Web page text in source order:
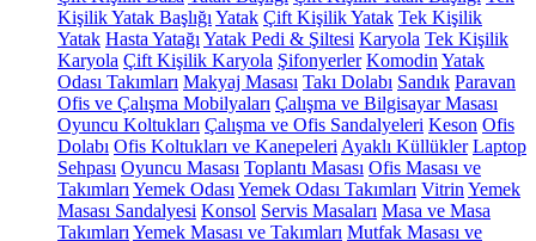
Kişilik Yatak Başlığı Yatak Çift Kişilik Yatak Tek Kişilik
Yatak Hasta Yatağı Yatak Pedi & Şiltesi Karyola Tek Kişilik
Karyola Çift Kişilik Karyola Şifonyerler Komodin Yatak
Odası Takımları Makyaj Masası Takı Dolabı Sandık Paravan
Ofis ve Çalışma Mobilyaları Çalışma ve Bilgisayar Masası
Oyuncu Koltukları Çalışma ve Ofis Sandalyeleri Keson Ofis
Dolabı Ofis Koltukları ve Kanepeleri Ayaklı Küllükler Laptop
Sehpası Oyuncu Masası Toplantı Masası Ofis Masası ve
Takımları Yemek Odası Yemek Odası Takımları Vitrin Yemek
Masası Sandalyesi Konsol Servis Masaları Masa ve Masa
Takımları Yemek Masası ve Takımları Mutfak Masası ve